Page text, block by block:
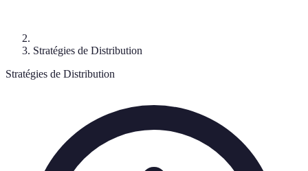
Stratégies de Distribution
Stratégies de Distribution